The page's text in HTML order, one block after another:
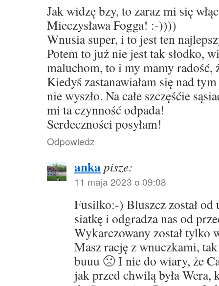
Jak widzę bzy, to zaraz mi się
Mieczysława Fogga! :-))))
Wnusia super, i to jest ten
Potem to już nie jest tak słodko,
maluchom, to i my mamy radość,
Kiedyś zastanawiałam się nad
nie wyszło. Na całe szczęśćie
mi ta czynność odpada!
Serdeczności posyłam!
Odpowiedz
ankapisze:
11 maja 2023 o 09:08
Fusilko:-) Bluszcz został
siatkę i odgradza nas od
Wykarczowany został tylko
Masz rację z wnuczkami,
buuu 🙁 I nie do wiary, że
jak przed chwilą była Wera,